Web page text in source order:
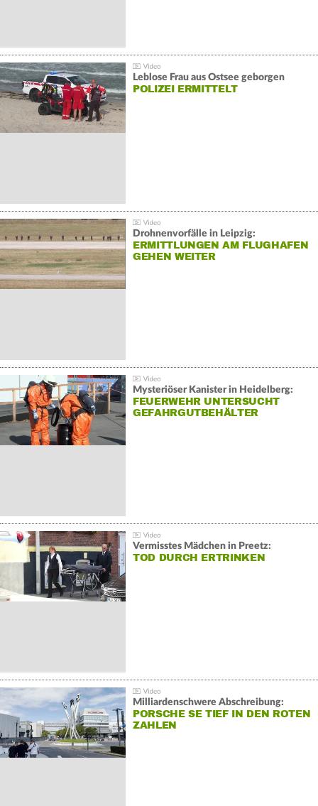
Leblose Frau aus Ostsee geborgen
POLIZEI ERMITTELT
Drohnenvorfälle in Leipzig:
ERMITTLUNGEN AM FLUGHAFEN
GEHEN WEITER
Mysteriöser Kanister in Heidelberg:
FEUERWEHR UNTERSUCHT
GEFAHRGUTBEHÄLTER
Vermisstes Mädchen in Preetz:
TOD DURCH ERTRINKEN
Milliardenschwere Abschreibung:
PORSCHE SE TIEF IN DEN ROTEN
ZAHLEN